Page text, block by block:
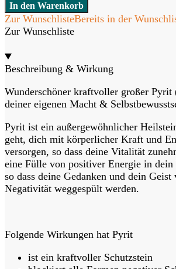
In den Warenkorb
Zur WunschlisteBereits in der
Zur Wunschliste
Beschreibung & Wirkung
Wunderschöner kraftvoller großer
deiner eigenen Macht &
Pyrit ist ein außergewöhnlicher
geht, dich mit körperlicher Kraft und
versorgen, so dass deine Vitalität
eine Fülle von positiver Energie in dein
so dass deine Gedanken und dein Geist
Negativität weggespült werden.
Folgende Wirkungen hat Pyrit
ist ein kraftvoller Schutzstein